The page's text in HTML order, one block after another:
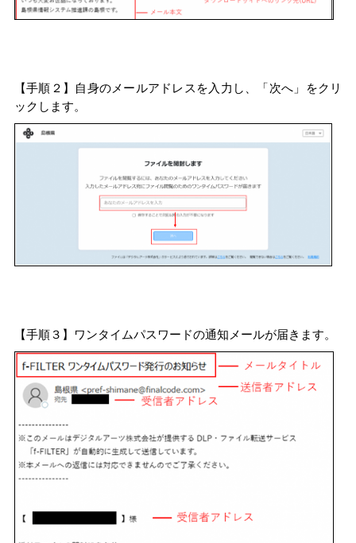
【手順２】自身のメールアドレスを入力し、「次へ」をクリ
ックします。
【手順３】ワンタイムパスワードの通知メールが届きます。